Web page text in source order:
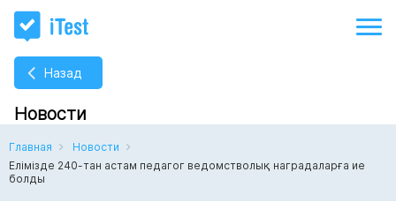
Назад
Новости
Главная
Новости
Елімізде 240-тан астам педагог ведомстволық наградаларға ие
болды